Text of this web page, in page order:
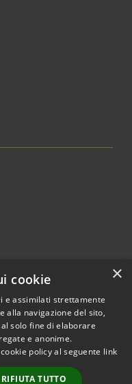
© 2026 • Comune di
Longarone • Powered by
Municipium• Accesso
×
cookie
e assimilati strettamente
alla navigazione del sito,
solo fine di elaborare
e anonime.
policy al seguente link
RIFIUTA TUTTO